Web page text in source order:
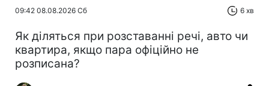
09:42 08.08.2026 Сб 6 хв
Як діляться при розставанні речі, авто чи
квартира, якщо пара офіційно не
розписана?